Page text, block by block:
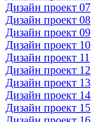
Дизайн проект 07
Дизайн проект 08
Дизайн проект 09
Дизайн проект 10
Дизайн проект 11
Дизайн проект 12
Дизайн проект 13
Дизайн проект 14
Дизайн проект 15